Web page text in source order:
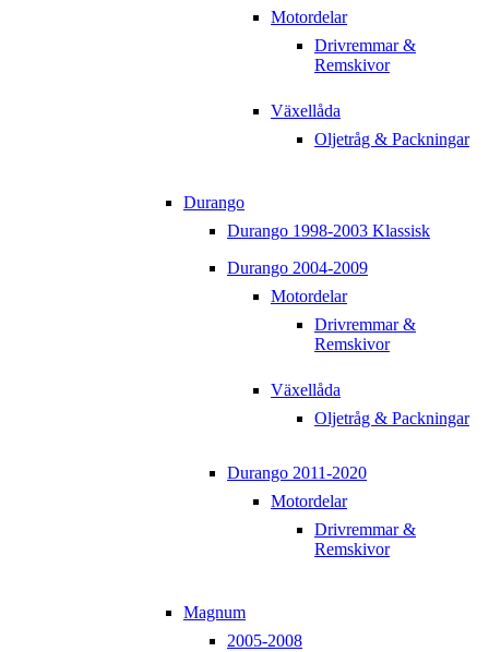
Motordelar
Drivremmar &
Remskivor
Växellåda
Oljetråg & Packningar
Durango
Durango 1998-2003 Klassisk
Durango 2004-2009
Motordelar
Drivremmar &
Remskivor
Växellåda
Oljetråg & Packningar
Durango 2011-2020
Motordelar
Drivremmar &
Remskivor
Magnum
2005-2008